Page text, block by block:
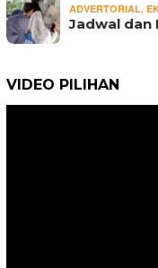
ADVERTORIAL,
Jadwal dan
VIDEO PILIHAN